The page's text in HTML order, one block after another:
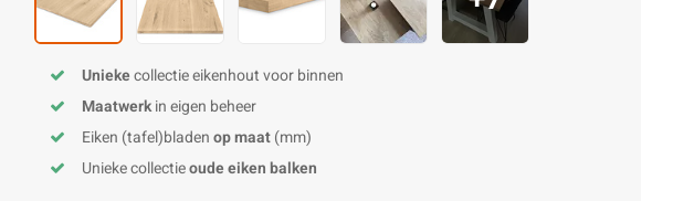
Uniekecollectie eikenhout voor binnen
Maatwerkin eigen beheer
Eiken (tafel)bladenop maat(mm)
Unieke collectieoude eiken balken